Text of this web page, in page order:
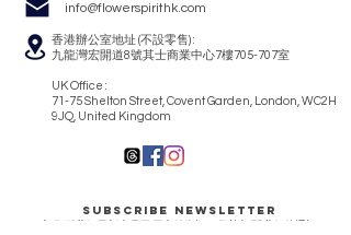
info@flowerspirithk.com
香港辦公室地址 (不設零售) :
九龍灣宏開道8號其士商業中心7樓705-707室
UK Office :
71-75 Shelton Street, Covent Garden, London, WC2H
9JQ, United Kingdom
Subscribe Newsletter
想收到我們最新產品及優惠的資訊, 歡迎訂閱我們的通訊